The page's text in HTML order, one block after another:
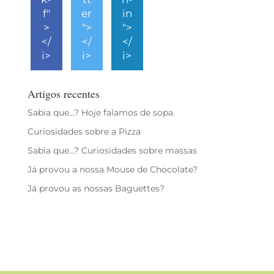
f"
>
</
i>
er
">
</
i>
in
">
</
i>
Artigos recentes
Sabia que…? Hoje falamos de sopa.
Curiosidades sobre a Pizza
Sabia que…? Curiosidades sobre massas
Já provou a nossa Mouse de Chocolate?
Já provou as nossas Baguettes?